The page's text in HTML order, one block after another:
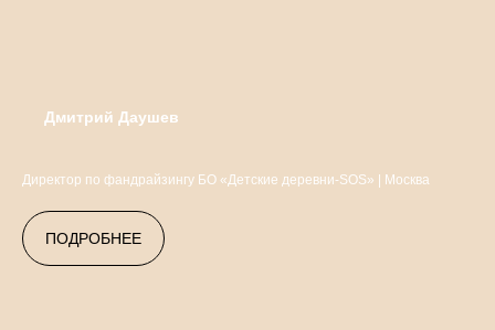
Дмитрий Даушев
Директор по фандрайзингу БО «Детские деревни-SOS» | Москва
ПОДРОБНЕЕ